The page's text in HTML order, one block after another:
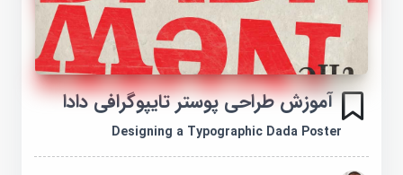
آموزش طراحی پوستر تایپوگرافی دادا
Designing a Typographic Dada Poster